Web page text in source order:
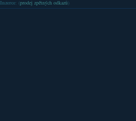
Inzerce: (prodej zpětných odkazů )